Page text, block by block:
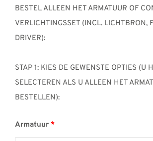
BESTEL ALLEEN HET ARMATUUR OF
VERLICHTINGSSET (INCL. LICHTBRON,
DRIVER):
STAP 1: KIES DE GEWENSTE OPTIES (U
SELECTEREN ALS U ALLEEN HET
BESTELLEN):
Armatuur